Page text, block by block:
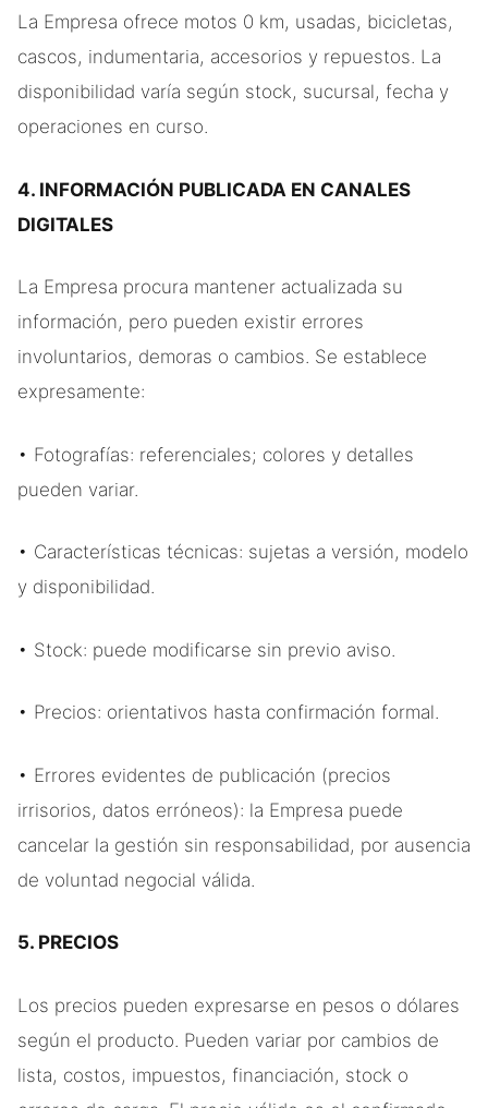
La Empresa ofrece motos 0 km, usadas, bicicletas,
cascos, indumentaria, accesorios y repuestos. La
disponibilidad varía según stock, sucursal, fecha y
operaciones en curso.
4. INFORMACIÓN PUBLICADA EN CANALES
DIGITALES
La Empresa procura mantener actualizada su
información, pero pueden existir errores
involuntarios, demoras o cambios. Se establece
expresamente:
• Fotografías: referenciales; colores y detalles
pueden variar.
• Características técnicas: sujetas a versión, modelo
y disponibilidad.
• Stock: puede modificarse sin previo aviso.
• Precios: orientativos hasta confirmación formal.
• Errores evidentes de publicación (precios
irrisorios, datos erróneos): la Empresa puede
cancelar la gestión sin responsabilidad, por ausencia
de voluntad negocial válida.
5. PRECIOS
Los precios pueden expresarse en pesos o dólares
según el producto. Pueden variar por cambios de
lista, costos, impuestos, financiación, stock o